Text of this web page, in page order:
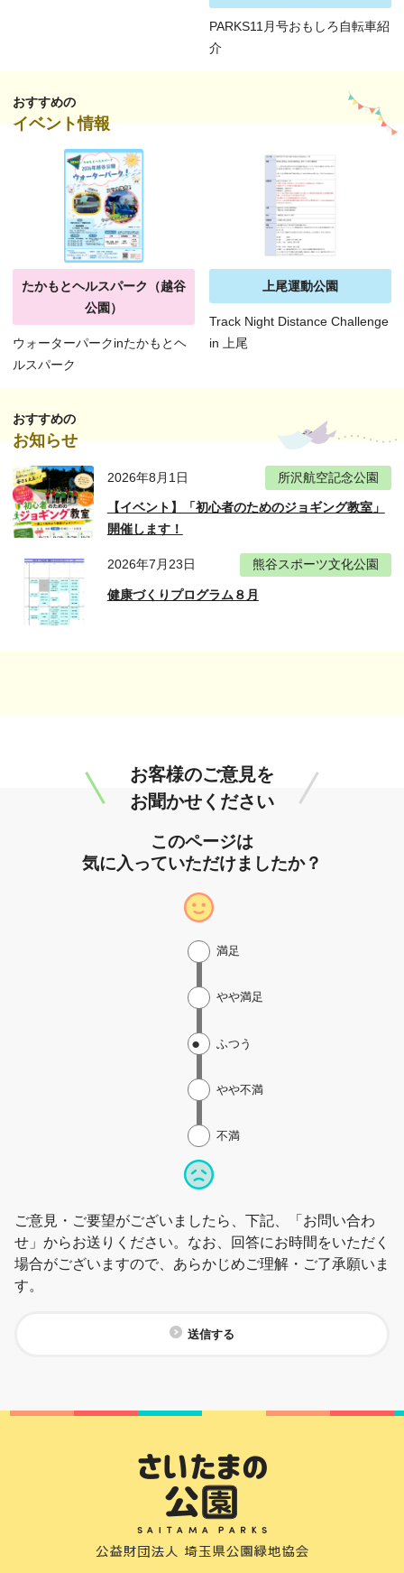
PARKS11月号おもしろ自転車紹
介
おすすめの
イベント情報
たかもとヘルスパーク（越谷
公園）
ウォーターパークinたかもとヘ
ルスパーク
上尾運動公園
Track Night Distance Challenge
in 上尾
おすすめの
お知らせ
2026年8月1日 所沢航空記念公園
【イベント】「初心者のためのジョギング教室」
開催します！
2026年7月23日 熊谷スポーツ文化公園
健康づくりプログラム８月
お客様のご意見を
お聞かせください
このページは
気に入っていただけましたか？
不満
やや不満
ふつう
やや満足
満足
ご意見・ご要望がございましたら、下記、「お問い合わ
せ」からお送りください。なお、回答にお時間をいただく
場合がございますので、あらかじめご理解・ご了承願いま
す。
送信する